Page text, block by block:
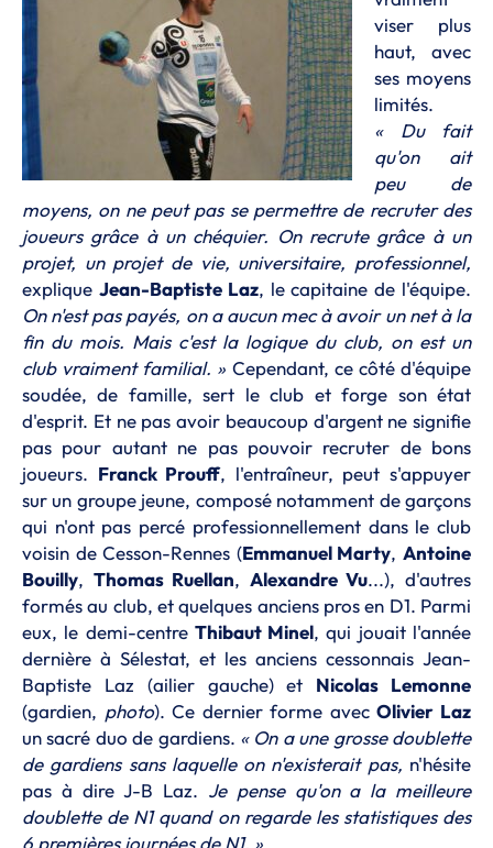
viser plus
haut, avec
ses moyens
limités.
« Du fait
qu'on ait
peu de
moyens, on ne peut pas se permettre de recruter des
joueurs grâce à un chéquier. On recrute grâce à un
projet, un projet de vie, universitaire, professionnel,
explique Jean-Baptiste Laz, le capitaine de l'équipe.
On n'est pas payés, on a aucun mec à avoir un net à la
fin du mois. Mais c'est la logique du club, on est un
club vraiment familial. » Cependant, ce côté d'équipe
soudée, de famille, sert le club et forge son état
d'esprit. Et ne pas avoir beaucoup d'argent ne signifie
pas pour autant ne pas pouvoir recruter de bons
joueurs. Franck Prouff, l'entraîneur, peut s'appuyer
sur un groupe jeune, composé notamment de garçons
qui n'ont pas percé professionnellement dans le club
voisin de Cesson-Rennes (Emmanuel Marty,Antoine
Bouilly, Thomas Ruellan, Alexandre Vu...), d'autres
formés au club, et quelques anciens pros en D1. Parmi
eux, le demi-centre Thibaut Minel, qui jouait l'année
dernière à Sélestat, et les anciens cessonnais Jean-
Baptiste Laz (ailier gauche) et Nicolas Lemonne
(gardien, photo). Ce dernier forme avecOlivier Laz
un sacré duo de gardiens. « On a une grosse doublette
de gardiens sans laquelle on n'existerait pas, n'hésite
pas à dire J-B Laz. Je pense qu'on a la meilleure
doublette de N1 quand on regarde les statistiques des
6 premières journées de N1. »